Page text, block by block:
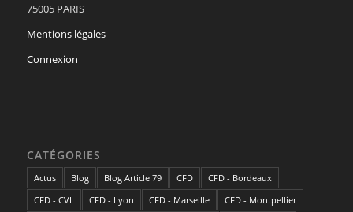
75005 PARIS
Mentions légales
Connexion
CATÉGORIES
Actus Blog Blog Article 79 CFD
CFD - Bordeaux
CFD - CVL
CFD - Lyon CFD - Marseille CFD - Montpellier